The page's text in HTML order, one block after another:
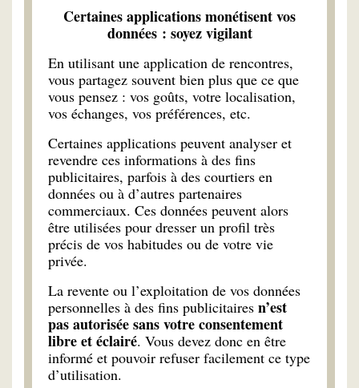
Certaines applications monétisent vos
données : soyez vigilant
En utilisant une application de rencontres,
vous partagez souvent bien plus que ce que
vous pensez : vos goûts, votre localisation,
vos échanges, vos préférences, etc.
Certaines applications peuvent analyser et
revendre ces informations à des fins
publicitaires, parfois à des courtiers en
données ou à d’autres partenaires
commerciaux. Ces données peuvent alors
être utilisées pour dresser un profil très
précis de vos habitudes ou de votre vie
privée.
La revente ou l’exploitation de vos données
personnelles à des fins publicitaires n’est
pas autorisée sans votre consentement
libre et éclairé. Vous devez donc en être
informé et pouvoir refuser facilement ce type
d’utilisation.